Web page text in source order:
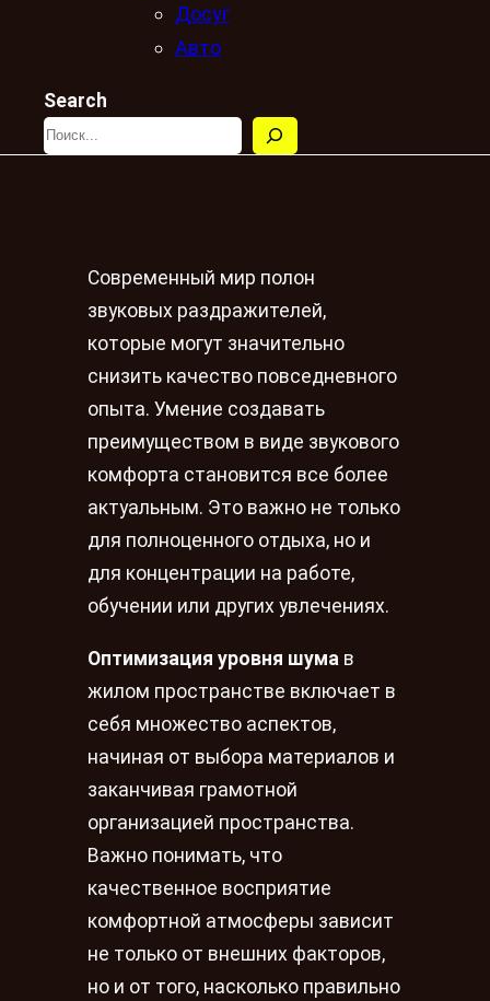
Досуг
Авто
Search
Современный мир полон
звуковых раздражителей,
которые могут значительно
снизить качество повседневного
опыта. Умение создавать
преимуществом в виде звукового
комфорта становится все более
актуальным. Это важно не только
для полноценного отдыха, но и
для концентрации на работе,
обучении или других увлечениях.
Оптимизация уровня шума в
жилом пространстве включает в
себя множество аспектов,
начиная от выбора материалов и
заканчивая грамотной
организацией пространства.
Важно понимать, что
качественное восприятие
комфортной атмосферы зависит
не только от внешних факторов,
но и от того, насколько правильно